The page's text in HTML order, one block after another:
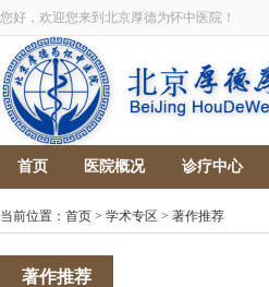
您好，欢迎您来到北京厚德为怀中医院！
首页 医院概况 诊疗中心
当前位置： 首页 > 学术专区 > 著作推荐
著作推荐